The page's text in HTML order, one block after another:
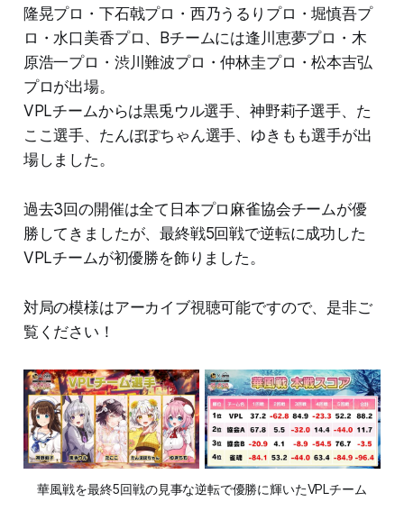
隆晃プロ・下石戟プロ・西乃うるりプロ・堀慎吾プ
ロ・水口美香プロ、Bチームには逢川恵夢プロ・木
原浩一プロ・渋川難波プロ・仲林圭プロ・松本吉弘
プロが出場。
VPLチームからは黒兎ウル選手、神野莉子選手、た
ここ選手、たんぽぽちゃん選手、ゆきもも選手が出
場しました。
過去3回の開催は全て日本プロ麻雀協会チームが優
勝してきましたが、最終戦5回戦で逆転に成功した
VPLチームが初優勝を飾りました。
対局の模様はアーカイブ視聴可能ですので、是非ご
覧ください！
華風戦を最終5回戦の見事な逆転で優勝に輝いたVPLチーム